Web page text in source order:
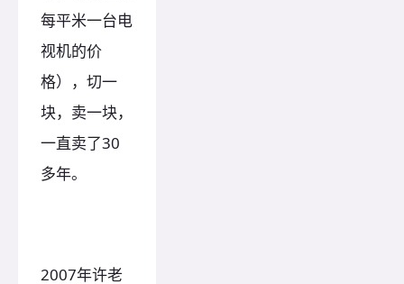
每平米一台电
视机的价
格），切一
块，卖一块，
一直卖了30
多年。
2007年许老